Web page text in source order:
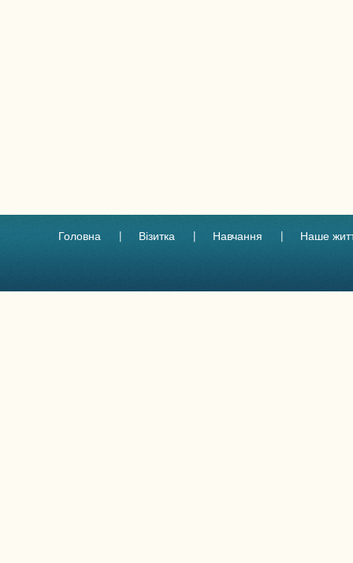
Головна Візитка Навчання Наше